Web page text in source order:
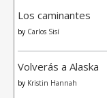
Los caminantes
by Carlos Sisí
Volverás a Alaska
by Kristin Hannah